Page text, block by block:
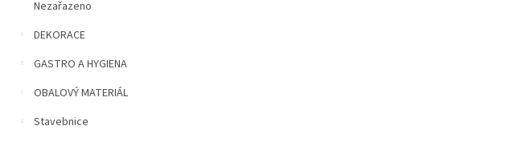
Nezařazeno
DEKORACE
GASTRO A HYGIENA
OBALOVÝ MATERIÁL
Stavebnice